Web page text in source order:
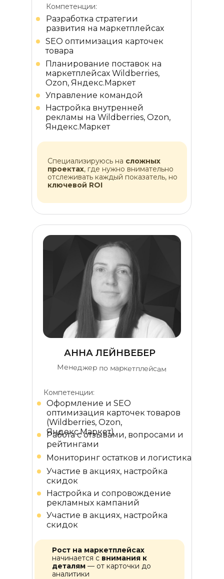
Компетенции:
Разработка стратегии
развития на маркетплейсах
SEO оптимизация карточек
товара
Планирование поставок на
маркетплейсах Wildberries,
Ozon, Яндекс.Маркет
Управление командой
Настройка внутренней
рекламы на Wildberries, Ozon,
Яндекс.Маркет
Специализируюсь на сложных
проектах, где нужно внимательно
отслеживать каждый показатель, но
ключевой ROI
Менеджер по маркетплейсам
Рост на маркетплейсах
начинается с внимания к
деталям — от карточки до
аналитики
Оформление и SEO
оптимизация карточек товаров
(Wildberries, Ozon,
Яндекс.Маркет)
Мониторинг остатков и логистика
Работа с отзывами, вопросами и
рейтингами
Участие в акциях, настройка
скидок
Настройка и сопровождение
рекламных кампаний
Участие в акциях, настройка
скидок
АННА ЛЕЙНВЕБЕР
Компетенции: